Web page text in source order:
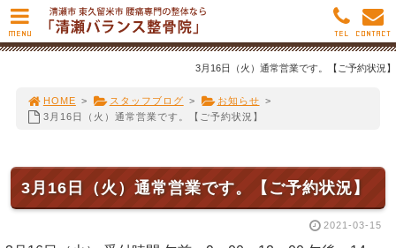
3月16日（火）通常営業です。【ご予約状況】
HOME > スタッフブログ > お知らせ >
3月16日（火）通常営業です。【ご予約状況】
3月16日（火）通常営業です。【ご予約状況】
2021-03-15
MENU CONTACT
TEL